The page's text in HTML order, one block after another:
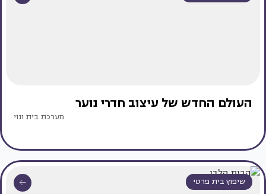
העולם החדש של עיצוב חדרי נוער
מערכת בית ונוי
שיפוץ בית פרטי